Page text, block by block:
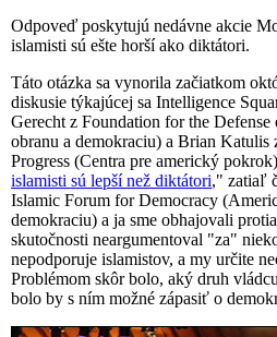
Odpoveď poskytujú nedávne akcie
islamisti sú ešte horší ako diktátori.
Táto otázka sa vynorila začiatkom
diskusie týkajúcej sa Intelligence
Gerecht z Foundation for the
obranu a demokraciu) a Brian Katulis
Progress (Centra pre americký
islamisti sú lepší než diktátori," zatiaľ
Islamic Forum for Democracy
demokraciu) a ja sme obhajovali
skutočnosti neargumentoval "za"
nepodporuje islamistov, a my určite
Problémom skôr bolo, aký druh
bolo by s ním možné zápasiť o